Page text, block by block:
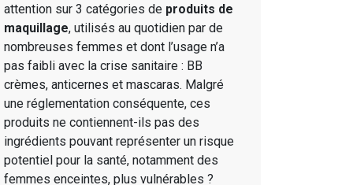
attention sur 3 catégories de produits de
maquillage, utilisés au quotidien par de
nombreuses femmes et dont l’usage n’a
pas faibli avec la crise sanitaire : BB
crèmes, anticernes et mascaras. Malgré
une réglementation conséquente, ces
produits ne contiennent-ils pas des
ingrédients pouvant représenter un risque
potentiel pour la santé, notamment des
femmes enceintes, plus vulnérables ?